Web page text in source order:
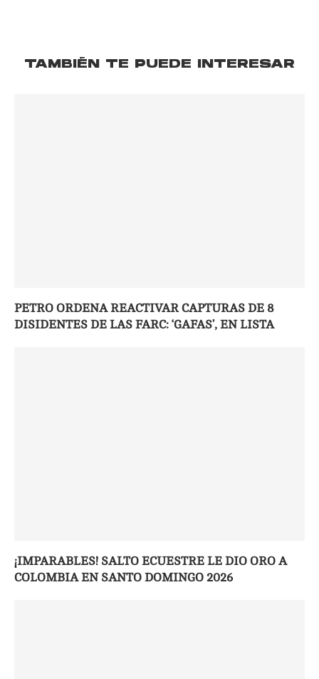
TAMBIÉN TE PUEDE INTERESAR
PETRO ORDENA REACTIVAR CAPTURAS DE 8
DISIDENTES DE LAS FARC: ‘GAFAS’, EN LISTA
¡IMPARABLES! SALTO ECUESTRE LE DIO ORO A
COLOMBIA EN SANTO DOMINGO 2026